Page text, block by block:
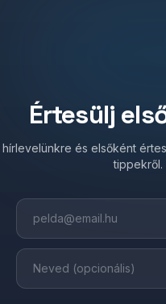
Értesülj
és elsőként
tippekről.